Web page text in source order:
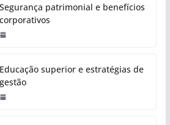
Segurança patrimonial e benefícios
corporativos
Educação superior e estratégias de
gestão